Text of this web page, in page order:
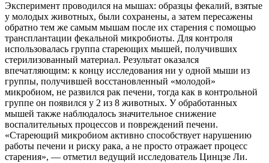
Эксперимент проводился на мышах: образцы фекалий, взятые
у молодых животных, были сохранены, а затем пересажены
обратно тем же самым мышам после их старения с помощью
трансплантации фекальной микробиоты. Для контроля
использовалась группа стареющих мышей, получивших
стерилизованный материал. Результат оказался
впечатляющим: к концу исследования ни у одной мыши из
группы, получившей восстановленный «молодой»
микробиом, не развился рак печени, тогда как в контрольной
группе он появился у 2 из 8 животных. У обработанных
мышей также наблюдалось значительное снижение
воспалительных процессов и повреждений печени.
«Стареющий микробиом активно способствует нарушению
работы печени и риску рака, а не просто отражает процесс
старения», — отметил ведущий исследователь Цинцзе Ли.